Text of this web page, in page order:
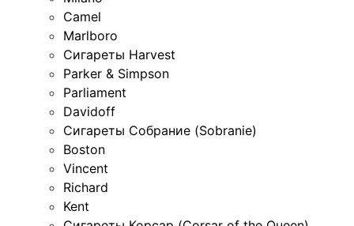
Camel
Marlboro
Сигареты Harvest
Parker & Simpson
Parliament
Davidoff
Сигареты Собрание (Sobranie)
Boston
Vincent
Richard
Kent